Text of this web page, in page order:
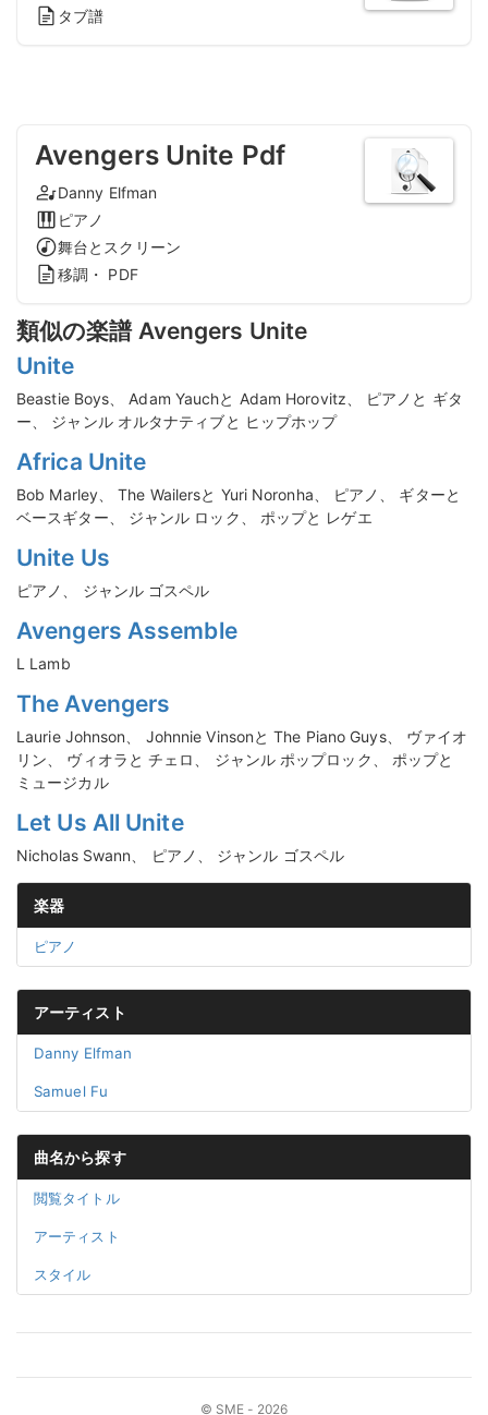
タブ譜
Avengers Unite Pdf
Danny Elfman
ピアノ
舞台とスクリーン
移調・ PDF
類似の楽譜 Avengers Unite
Unite
Beastie Boys、 Adam Yauchと Adam Horovitz、 ピアノと ギタ
ー、 ジャンル オルタナティブと ヒップホップ
Africa Unite
Bob Marley、 The Wailersと Yuri Noronha、 ピアノ、 ギターと
ベースギター、 ジャンル ロック、 ポップと レゲエ
Unite Us
ピアノ、 ジャンル ゴスペル
Avengers Assemble
L Lamb
The Avengers
Laurie Johnson、 Johnnie Vinsonと The Piano Guys、 ヴァイオ
リン、 ヴィオラと チェロ、 ジャンル ポップロック、 ポップと
ミュージカル
Let Us All Unite
Nicholas Swann、 ピアノ、 ジャンル ゴスペル
楽器
ピアノ
アーティスト
Danny Elfman
Samuel Fu
曲名から探す
閲覧タイトル
アーティスト
スタイル
© SME - 2026